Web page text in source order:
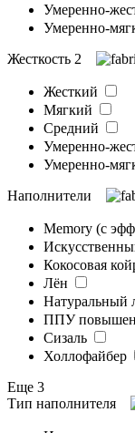
Умеренно-
Умеренно-
Жесткость 2
Жесткий
Мягкий
Средний
Умеренно-
Умеренно-
Наполнители
Memory (с
Кокосовая
Лён
Натуральный
ППУ
Сизаль
Холлофайбер
Еще 3
Тип наполнителя